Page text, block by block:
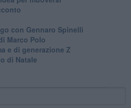
con Gennaro Spinelli
Marco Polo
e di generazione Z
di Natale